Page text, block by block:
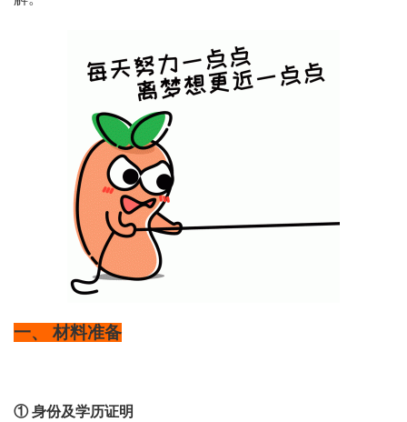
一、 材料准备
① 身份及学历证明